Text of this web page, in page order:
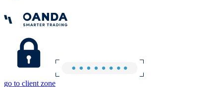
go to client zone